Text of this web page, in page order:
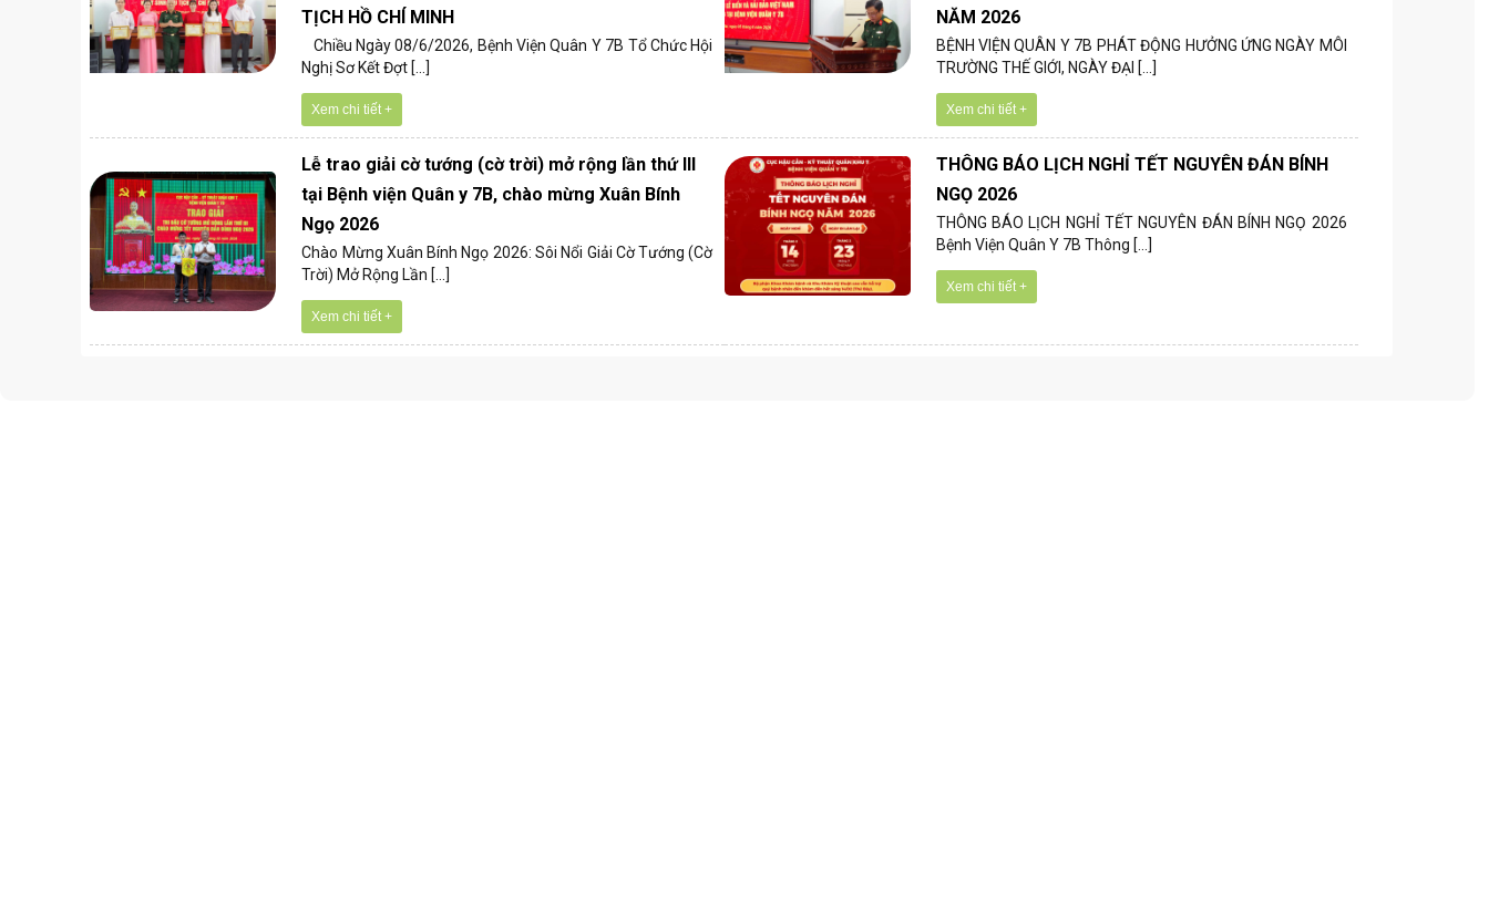
TỊCH HỒ CHÍ MINH
Chiều Ngày 08/6/2026, Bệnh Viện Quân Y 7B Tổ Chức Hội
Nghị Sơ Kết Đợt [...]
Xem chi tiết +
NĂM 2026
BỆNH VIỆN QUÂN Y 7B PHÁT ĐỘNG HƯỞNG ỨNG NGÀY MÔI
TRƯỜNG THẾ GIỚI, NGÀY ĐẠI [...]
Xem chi tiết +
Lễ trao giải cờ tướng (cờ trời) mở rộng lần thứ III
tại Bệnh viện Quân y 7B, chào mừng Xuân Bính
Ngọ 2026
Chào Mừng Xuân Bính Ngọ 2026: Sôi Nổi Giải Cờ Tướng (cờ
Trời) Mở Rộng Lần [...]
Xem chi tiết +
THÔNG BÁO LỊCH NGHỈ TẾT NGUYÊN ĐÁN BÍNH
NGỌ 2026
THÔNG BÁO LỊCH NGHỈ TẾT NGUYÊN ĐÁN BÍNH NGỌ 2026
Bệnh Viện Quân Y 7B Thông [...]
Xem chi tiết +